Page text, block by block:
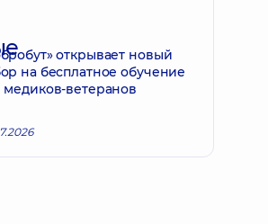
открывает новый
на бесплатное обучение
медиков-ветеранов